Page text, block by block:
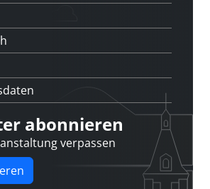
abonnieren
verpassen